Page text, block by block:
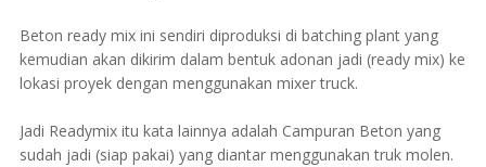
Beton ready mix ini sendiri diproduksi di batching plant yang
kemudian akan dikirim dalam bentuk adonan jadi (ready mix) ke
lokasi proyek dengan menggunakan mixer truck.
Jadi Readymix itu kata lainnya adalah Campuran Beton yang
sudah jadi (siap pakai) yang diantar menggunakan truk molen.